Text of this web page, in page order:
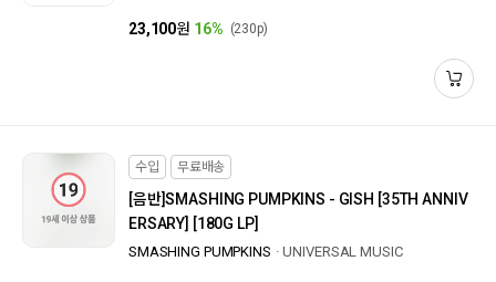
23,100원 16% (230p)
수입 무료배송
[음반]SMASHING PUMPKINS - GISH [35TH ANNIV
ERSARY] [180G LP]
SMASHING PUMPKINS UNIVERSAL MUSIC